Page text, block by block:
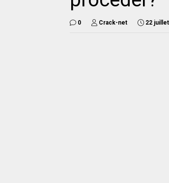
0 Crack-net 22